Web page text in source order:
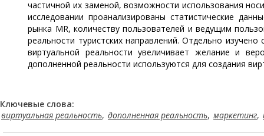
частичной их заменой, возможности использования
исследовании проанализированы статистические
рынка MR, количеству пользователей и ведущим
реальности туристских направлений. Отдельно
виртуальной реальности увеличивает желание и
дополненной реальности используются для создания
Ключевые слова:
виртуальная реальность, дополненная реальность, маркетинг,